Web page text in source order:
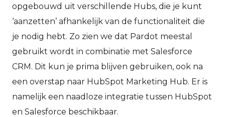
opgebouwd uit verschillende Hubs, die je kunt
‘aanzetten’ afhankelijk van de functionaliteit die
je nodig hebt. Zo zien we dat Pardot meestal
gebruikt wordt in combinatie met Salesforce
CRM. Dit kun je prima blijven gebruiken, ook na
een overstap naar HubSpot Marketing Hub. Er is
namelijk een naadloze integratie tussen HubSpot
en Salesforce beschikbaar.